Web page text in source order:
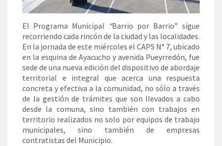
El Programa Municipal “Barrio por Barrio” sigue
recorriendo cada rincón de la ciudad y las localidades.
En la jornada de este miércoles el CAPS N° 7, ubicado
en la esquina de Ayacucho y avenida Pueyrredón, fue
sede de una nueva edición del dispositivo de abordaje
territorial e integral que acerca una respuesta
concreta y efectiva a la comunidad, no sólo a través
de la gestión de trámites que son llevados a cabo
desde la comuna, sino también con trabajos en
territorio realizados no solo por equipos de trabajo
municipales, sino también de empresas
contratistas del Municipio.